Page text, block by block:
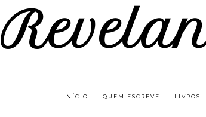
INÍCIO QUEM ESCREVE LIVROS